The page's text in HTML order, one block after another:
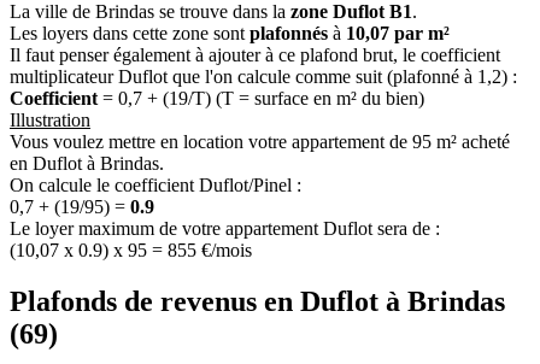
La ville de Brindas se trouve dans la zone Duflot B1.
Les loyers dans cette zone sont plafonnés à 10,07 par m²
Il faut penser également à ajouter à ce plafond brut, le coefficient
multiplicateur Duflot que l'on calcule comme suit (plafonné à 1,2) :
Coefficient = 0,7 + (19/T) (T = surface en m² du bien)
Illustration
Vous voulez mettre en location votre appartement de 95 m² acheté
en Duflot à Brindas.
On calcule le coefficient Duflot/Pinel :
0,7 + (19/95) = 0.9
Le loyer maximum de votre appartement Duflot sera de :
(10,07 x 0.9) x 95 = 855 €/mois
Plafonds de revenus en Duflot à Brindas
(69)